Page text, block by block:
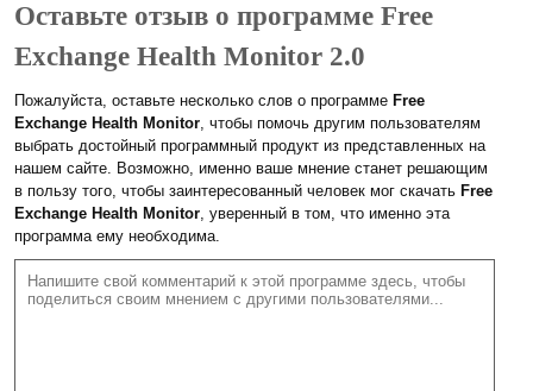
Оставьте отзыв о программе Free
Exchange Health Monitor 2.0
Пожалуйста, оставьте несколько слов о программе Free
Exchange Health Monitor, чтобы помочь другим пользователям
выбрать достойный программный продукт из представленных на
нашем сайте. Возможно, именно ваше мнение станет решающим
в пользу того, чтобы заинтересованный человек мог скачать Free
Exchange Health Monitor, уверенный в том, что именно эта
программа ему необходима.